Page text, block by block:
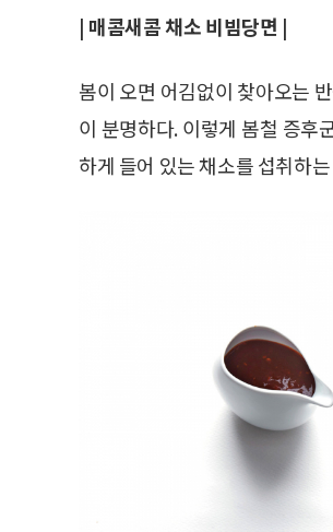
| 매콤새콤 채소 비빔당면 |
봄이 오면 어김없이 찾아오는
이 분명하다. 이렇게 봄철 증후
하게 들어 있는 채소를 섭취하